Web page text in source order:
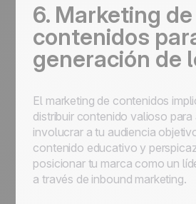
6. Marketing de
contenidos
generación de
El marketing de contenidos
distribuir contenido valioso para
involucrar a tu audiencia
contenido educativo y
posicionar tu marca como un
a través de inbound marketing.